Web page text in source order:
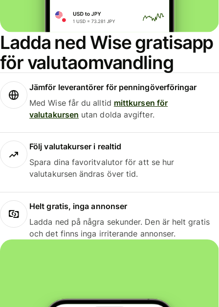
Ladda ned Wise gratisapp
för valutaomvandling
Jämför leverantörer för penningöverföringar
Med Wise får du alltid mittkursen för
valutakursen utan dolda avgifter.
Följ valutakurser i realtid
Spara dina favoritvalutor för att se hur
valutakursen ändras över tid.
Helt gratis, inga annonser
Ladda ned på några sekunder. Den är helt gratis
och det finns inga irriterande annonser.